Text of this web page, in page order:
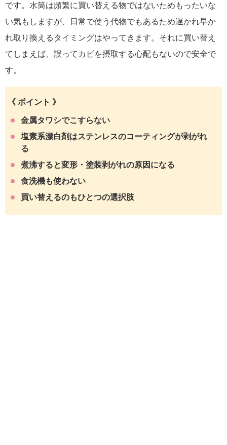
です。水筒は頻繁に買い替える物ではないためもったいな
い気もしますが、日常で使う代物でもあるため遅かれ早か
れ取り換えるタイミングはやってきます。それに買い替え
てしまえば、誤ってカビを摂取する心配もないので安全で
す。
《 ポイント 》
金属タワシでこすらない
塩素系漂白剤はステンレスのコーティングが剥がれ
る
煮沸すると変形・塗装剥がれの原因になる
食洗機も使わない
買い替えるのもひとつの選択肢